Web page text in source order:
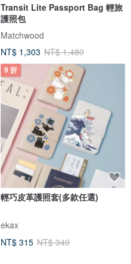
Transit Lite Passport Bag 輕旅
護照包
Matchwood
NT$ 1,303 NT$ 1,480
9 折
輕巧皮革護照套(多款任選)
ekax
NT$ 315 NT$ 349